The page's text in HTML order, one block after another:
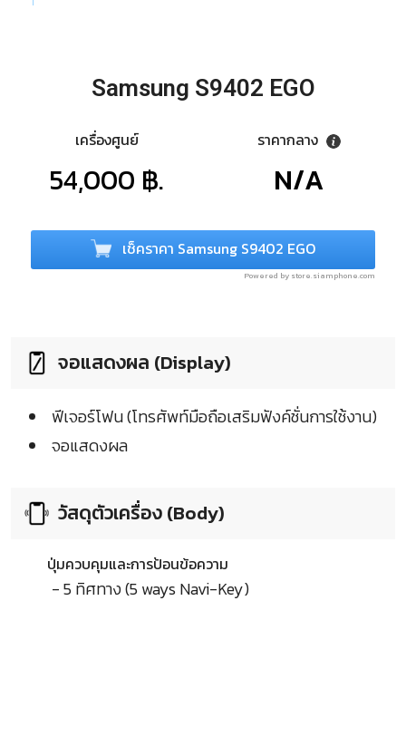
Samsung S9402 EGO
เครื่องศูนย์
54,000 ฿.
ราคากลาง
N/A
เช็คราคา Samsung S9402 EGO
Powered by store.siamphone.com
จอแสดงผล (Display)
ฟีเจอร์โฟน (โทรศัพท์มือถือเสริมฟังค์ชั่นการใช้งาน)
จอแสดงผล
วัสดุตัวเครื่อง (Body)
ปุ่มควบคุมและการป้อนข้อความ
- 5 ทิศทาง (5 ways Navi-Key)